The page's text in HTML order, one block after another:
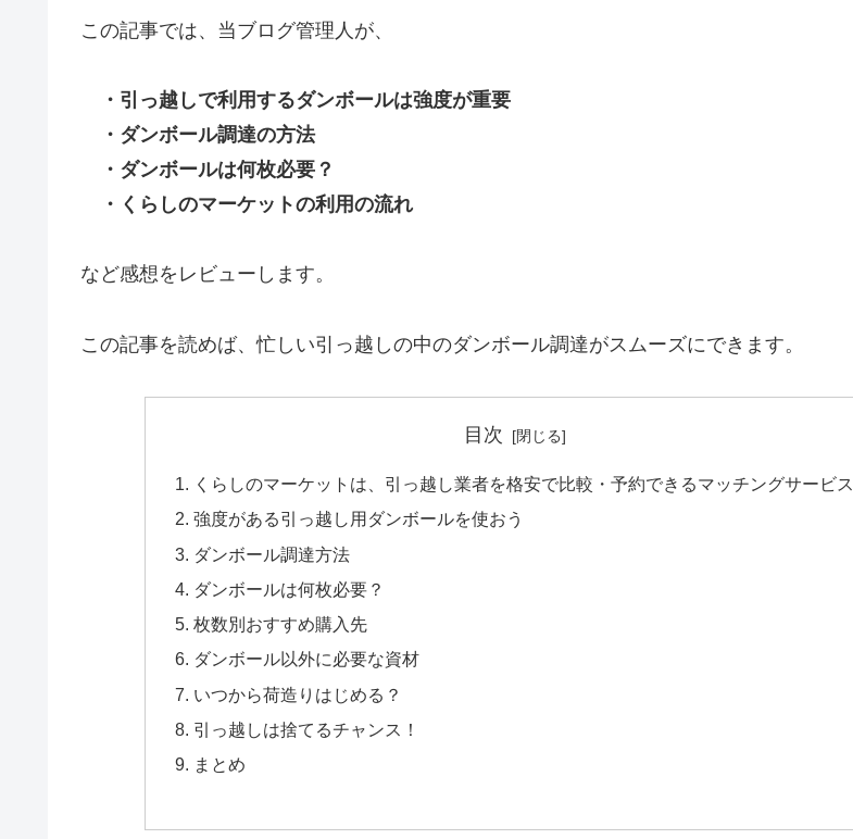
この記事では、当ブログ管理人が、
・引っ越しで利用するダンボールは強度が重要
・ダンボール調達の方法
・ダンボールは何枚必要？
・くらしのマーケットの利用の流れ
など感想をレビューします。
この記事を読めば、忙しい引っ越しの中のダンボール調達がスムーズにできます。
目次
くらしのマーケットは、引っ越し業者を格安で比較・予約できるマッチングサービス
強度がある引っ越し用ダンボールを使おう
ダンボール調達方法
ダンボールは何枚必要？
枚数別おすすめ購入先
ダンボール以外に必要な資材
いつから荷造りはじめる？
引っ越しは捨てるチャンス！
まとめ